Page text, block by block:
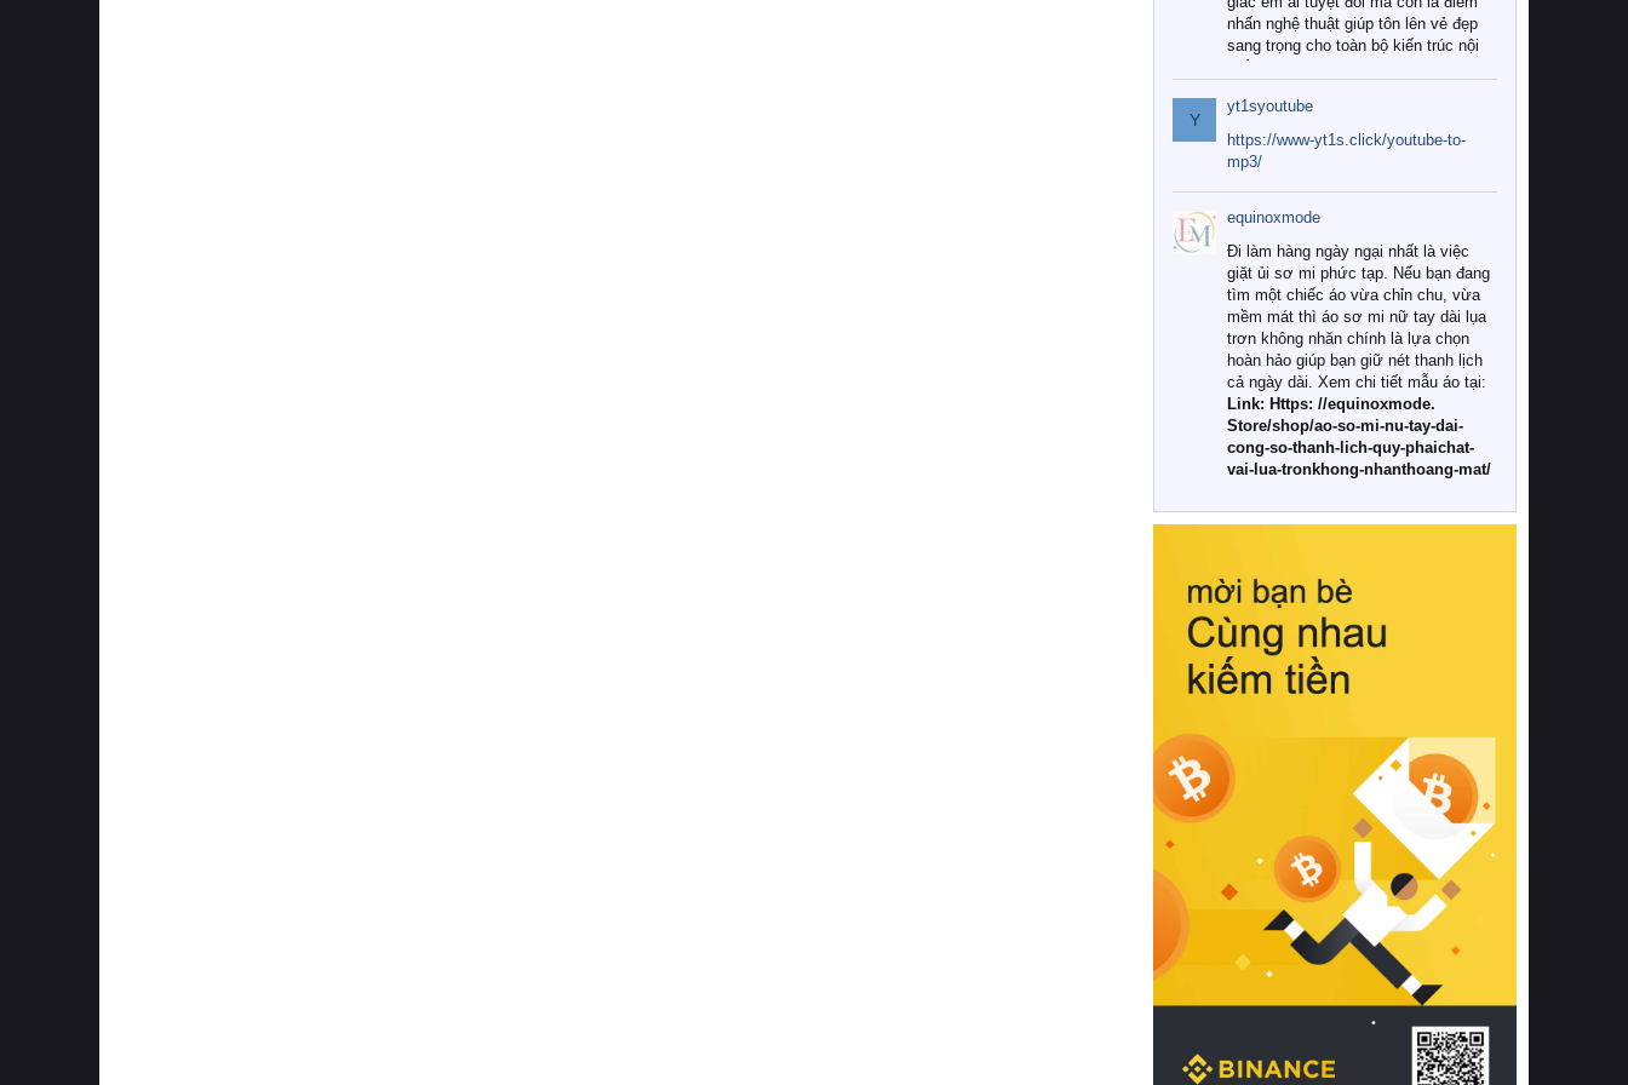
nhấn nghệ thuật giúp tôn lên vẻ đẹp
sang trọng cho toàn bộ kiến trúc nội
Tuy nhiên, giữa thị trường đa dạng
với vô vàn thương hiệu và mẫu mã
như hiện nay, làm thế nào để chọn
được những bộ chăn ga gối đệm cao
cấp thực sự chất lượng, phù hợp với
khí hậu và nhu cầu sử dụng của gia
đình? Hãy cùng chúng tôi đi tìm lời
giải đáp chi tiết qua bài viết dưới đây.
1. Tại sao các gia đình hiện đại lại ưa
chuộng chăn ga gối đệm cao cấp?
Khác với các dòng sản phẩm thông
thường, những bộ chăn ga gối đệm
cao cấp trải qua quy trình sản xuất
nghiêm ngặt từ khâu chọn lọc nguyên
liệu tự nhiên đến công nghệ dệt
nhuộm hiện đại không chứa hóa chất
này, bạn sẽ cảm nhận rõ rệt sự khác
hồi chuẩn xác của phần đệm nâng đỡ
cột sống.
Bên cạnh đó, việc lựa chọn các dòng
sản phẩm đạt chuẩn chất lượng quốc
tế còn giúp ngăn ngừa tình trạng kích
khuẩn và nấm mốc trong điều kiện
thời tiết nóng ẩm. Bạn có thể tìm hiểu
thêm các nghiên cứu khoa học về tác
động của giấc ngủ và môi trường
phòng ngủ đối với sức khỏe con
người tại Sleep Foundation (External
Link) để có cái nhìn toàn diện hơn.
2. Các tiêu chí vàng khi lựa chọn
chăn ga gối đệm cao cấp cho phòng
ngủ
Để sở hữu một bộ chăn ga gối đệm
cao cấp hoàn hảo cả về thẩm mỹ lẫn
công năng, người tiêu dùng cần cân
nhắc kỹ lưỡng các tiêu chí quan trọng
Y
yt1syoutube
https://www-yt1s.click/youtube-to-
mp3/
equinoxmode
Đi làm hàng ngày ngại nhất là việc
giặt ủi sơ mi phức tạp. Nếu bạn đang
tìm một chiếc áo vừa chỉn chu, vừa
mềm mát thì áo sơ mi nữ tay dài lụa
trơn không nhăn chính là lựa chọn
hoàn hảo giúp bạn giữ nét thanh lịch
cả ngày dài. Xem chi tiết mẫu áo tại:
Link: Https: //equinoxmode.
Store/shop/ao-so-mi-nu-tay-dai-
cong-so-thanh-lich-quy-phaichat-
vai-lua-tronkhong-nhanthoang-mat/